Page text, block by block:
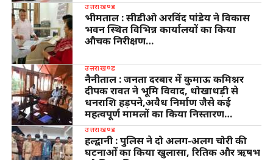
उत्तराखण्ड
भीमताल : सीडीओ अरविंद पांडेय ने विकास
भवन स्थित विभिन्न कार्यालयों का किया
औचक निरीक्षण…
उत्तराखण्ड
नैनीताल : जनता दरबार में कुमाऊ कमिश्नर
दीपक रावत ने भूमि विवाद, धोखाधड़ी से
धनराशि हड़पने,अवैध निर्माण जैसे कई
महत्वपूर्ण मामलों का किया निस्तारण…
उत्तराखण्ड
हल्द्वानी : पुलिस ने दो अलग-अलग चोरी की
घटनाओं का किया खुलासा, रितिक और ऋषभ